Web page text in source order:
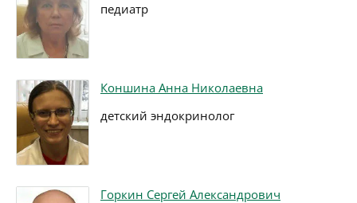
педиатр
Коншина Анна Николаевна
детский эндокринолог
Горкин Сергей Александрович